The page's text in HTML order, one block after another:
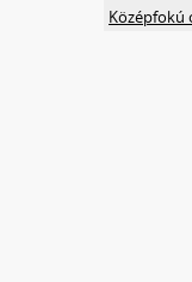
Középfokú